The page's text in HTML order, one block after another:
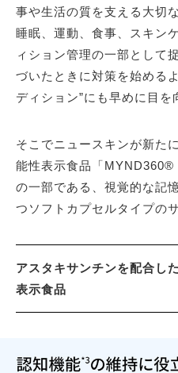
事や生活の質を支える大切
睡眠、運動、食事、スキン
ィション管理の一部として
づいたときに対策を始める
ディション”にも早めに目を
そこでニュースキンが新た
能性表示食品「MYND360®
の一部である、視覚的な記
つソフトカプセルタイプの
アスタキサンチンを配合し
表示食品